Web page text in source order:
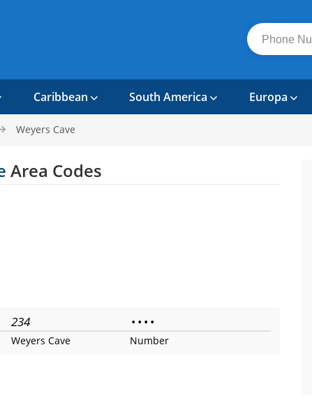
Caribbean South America Europa
Weyers Cave
Area Codes
234 • • • •
Weyers Cave Number